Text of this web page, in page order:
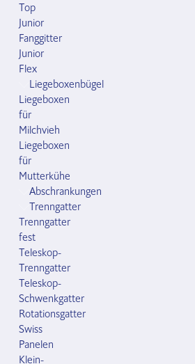
Top
Junior
Fanggitter
Junior
Flex
Liegeboxenbügel
Liegeboxen
für
Milchvieh
Liegeboxen
für
Mutterkühe
Abschrankungen
Trenngatter
Trenngatter
fest
Teleskop-
Trenngatter
Teleskop-
Schwenkgatter
Rotationsgatter
Swiss
Panelen
Klein-
Weideband 3000-1-SV rot
mit Steckverschluss, für Grossvieh,
121190.000
CHF 78.00